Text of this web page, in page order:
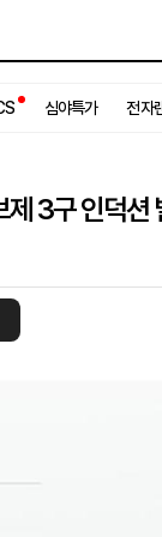
심야특가 전자
제 3구 인덕